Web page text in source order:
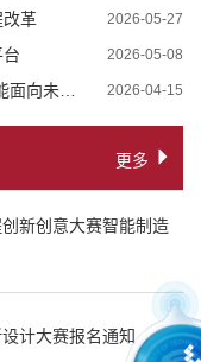
改革 2026-05-27
2026-05-08
分类培养 2026-04-15
更多
新创意大赛智能制造
计大赛报名通知